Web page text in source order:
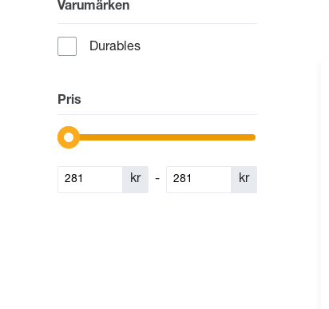
Varumärken
Durables
Pris
kr - kr